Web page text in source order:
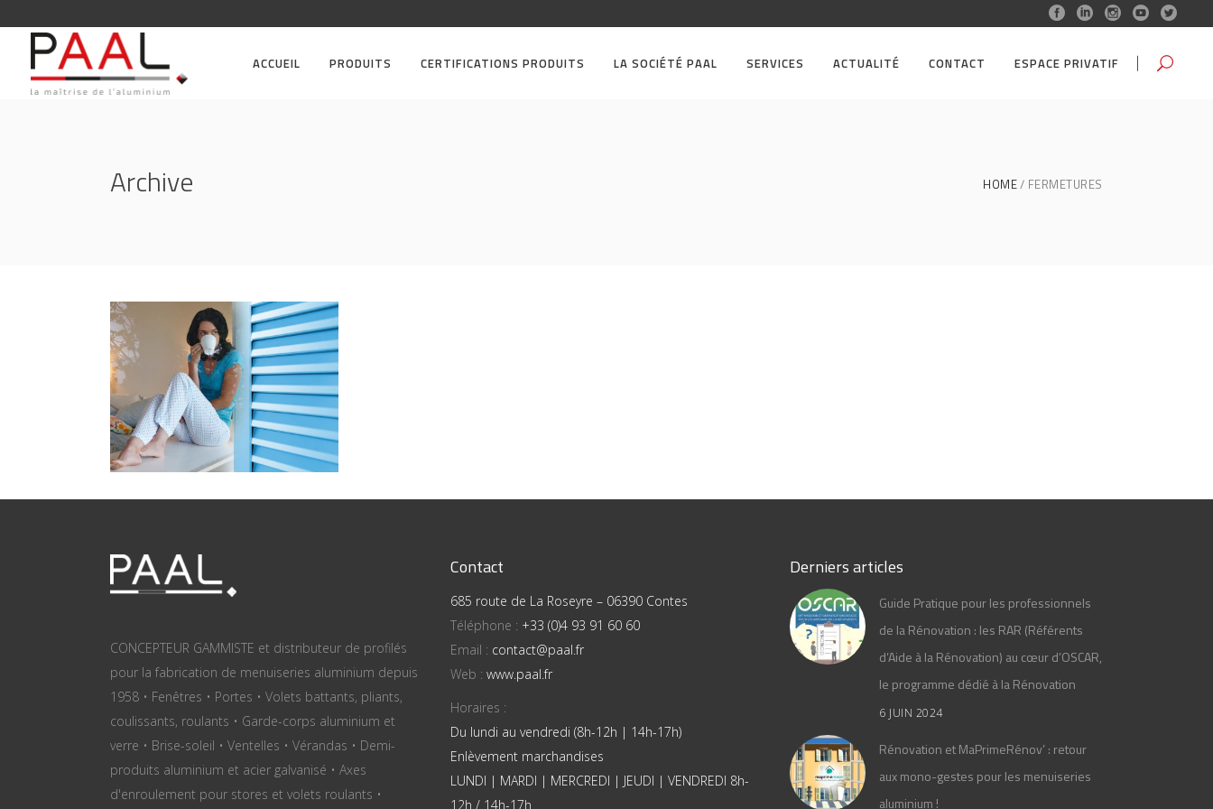
ACCUEIL PRODUITS CERTIFICATIONS PRODUITS LA SOCIÉTÉ PAAL SERVICES ACTUALITÉ CONTACT ESPACE PRIVATIF
Archive HOME FERMETURES
Néauna – Fermetures
aluminium
FERMETURES
CONCEPTEUR GAMMISTE et distributeur de profilés
pour la fabrication de menuiseries aluminium depuis
1958 • Fenêtres • Portes • Volets battants, pliants,
coulissants, roulants • Garde-corps aluminium et
verre • Brise-soleil • Ventelles • Vérandas • Demi-
produits aluminium et acier galvanisé • Axes
d'enroulement pour stores et volets roulants •
Contact
685 route de La Roseyre – 06390 Contes
Téléphone : +33 (0)4 93 91 60 60
Email : contact@paal.fr
Web : www.paal.fr
Horaires :
Du lundi au vendredi (8h-12h | 14h-17h)
Enlèvement marchandises
LUNDI | MARDI | MERCREDI | JEUDI | VENDREDI 8h-
12h / 14h-17h
Derniers articles
Guide Pratique pour les professionnels
de la Rénovation : les RAR (Référents
d’Aide à la Rénovation) au cœur d’OSCAR,
le programme dédié à la Rénovation
6 JUIN 2024
Rénovation et MaPrimeRénov’ : retour
aux mono-gestes pour les menuiseries
aluminium !